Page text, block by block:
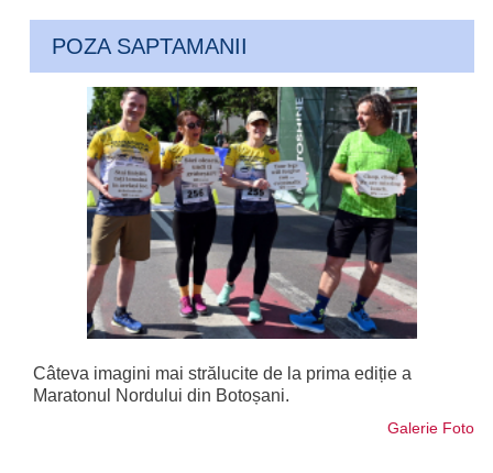
POZA SAPTAMANII
Câteva imagini mai strălucite de la prima ediție a
Maratonul Nordului din Botoșani.
Galerie Foto